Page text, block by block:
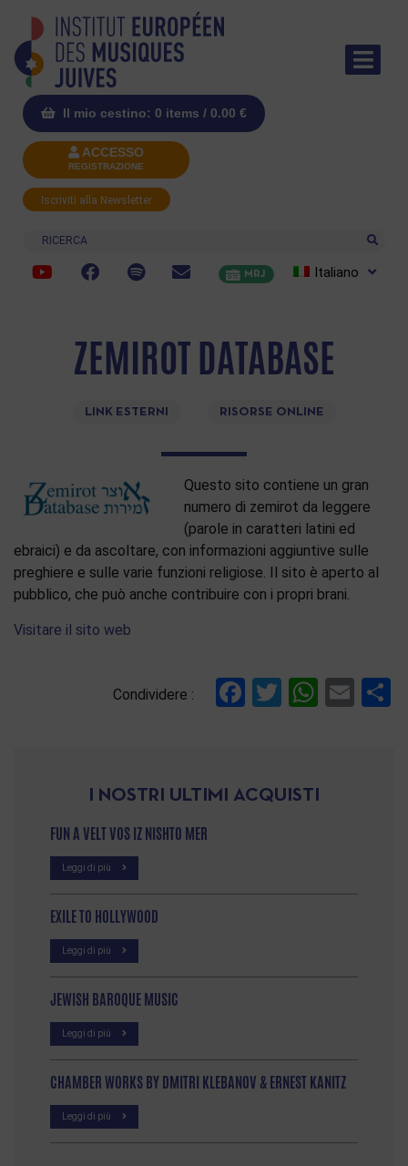
Il mio cestino: 0 items / 0.00 €
ACCESSO
REGISTRAZIONE
Iscriviti alla Newsletter
Ricerca
MRJ Italiano
ZEMIROT DATABASE
LINK ESTERNI RISORSE ONLINE
Questo sito contiene un gran
numero di zemirot da leggere
(parole in caratteri latini ed
ebraici) e da ascoltare, con informazioni aggiuntive sulle
preghiere e sulle varie funzioni religiose. Il sito è aperto al
pubblico, che può anche contribuire con i propri brani.
Visitare il sito web
Condividere : Facebook
Twitter
I NOSTRI ULTIMI ACQUISTI
FUN A VELT VOS IZ NISHTO MER
Leggi di più
EXILE TO HOLLYWOOD
Leggi di più
JEWISH BAROQUE MUSIC
Leggi di più
CHAMBER WORKS BY DMITRI KLEBANOV & ERNEST KANITZ
Leggi di più